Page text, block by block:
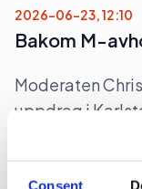
Consent
2026-06-23, 12:10
Bakom M-
Moderaten
uppdrag i
kandidatur
pekar ut